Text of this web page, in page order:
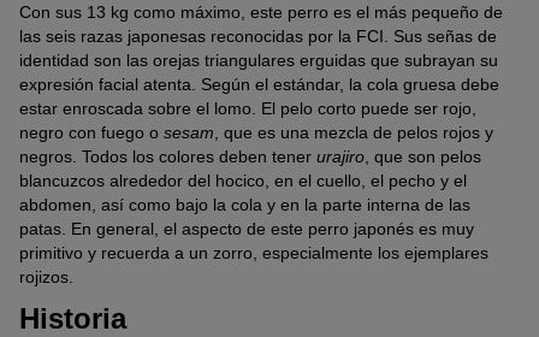
Con sus 13 kg como máximo, este perro es el más pequeño de
las seis razas japonesas reconocidas por la FCI. Sus señas de
identidad son las orejas triangulares erguidas que subrayan su
expresión facial atenta. Según el estándar, la cola gruesa debe
estar enroscada sobre el lomo. El pelo corto puede ser rojo,
negro con fuego o sesam , que es una mezcla de pelos rojos y
negros. Todos los colores deben tener urajiro , que son pelos
blancuzcos alrededor del hocico, en el cuello, el pecho y el
abdomen, así como bajo la cola y en la parte interna de las
patas. En general, el aspecto de este perro japonés es muy
primitivo y recuerda a un zorro, especialmente los ejemplares
rojizos.
Historia